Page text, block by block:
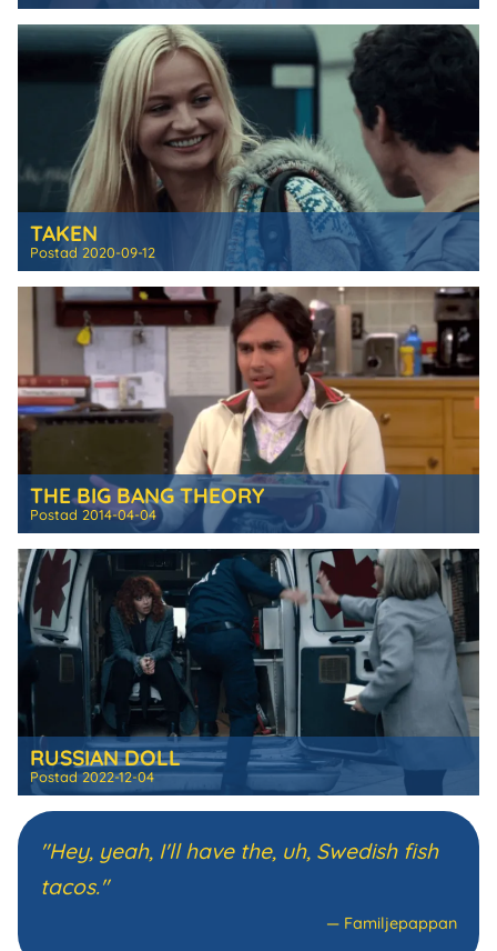
TAKEN
Postad 2020-09-12
THE BIG BANG THEORY
Postad 2014-04-04
RUSSIAN DOLL
Postad2022-12-04
"Hey, yeah, I'll have the, uh, Swedish fish
tacos."
— Familjepappan